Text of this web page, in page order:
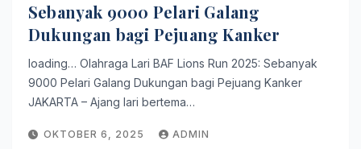
Sebanyak 9000 Pelari Galang
Dukungan bagi Pejuang Kanker
loading… Olahraga Lari BAF Lions Run 2025: Sebanyak
9000 Pelari Galang Dukungan bagi Pejuang Kanker
JAKARTA – Ajang lari bertema…
OKTOBER 6, 2025 ADMIN